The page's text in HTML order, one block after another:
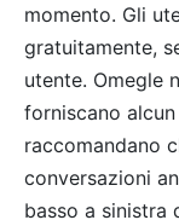
momento. Gli
gratuitamente,
utente. Omegle
forniscano
raccomandano
conversazioni
basso a sinistra